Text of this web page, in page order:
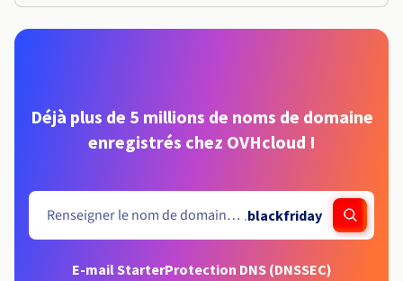
Déjà plus de 5 millions de noms de domaine
enregistrés chez OVHcloud !
.blackfriday
E-mail StarterProtection DNS (DNSSEC)